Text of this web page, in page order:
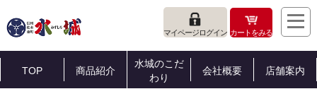
マイページログイン カートをみる
TOP 商品紹介
水城のこだ
わり
会社概要 店舗案内